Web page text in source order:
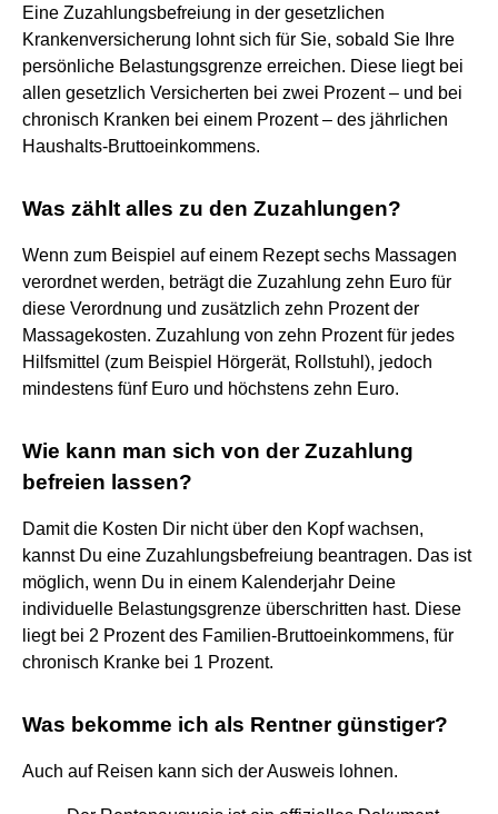
Eine Zuzahlungsbefreiung in der gesetzlichen
Krankenversicherung lohnt sich für Sie, sobald Sie Ihre
persönliche Belastungsgrenze erreichen. Diese liegt bei
allen gesetzlich Versicherten bei zwei Prozent – und bei
chronisch Kranken bei einem Prozent – des jährlichen
Haushalts-Bruttoeinkommens.
Was zählt alles zu den Zuzahlungen?
Wenn zum Beispiel auf einem Rezept sechs Massagen
verordnet werden, beträgt die Zuzahlung zehn Euro für
diese Verordnung und zusätzlich zehn Prozent der
Massagekosten. Zuzahlung von zehn Prozent für jedes
Hilfsmittel (zum Beispiel Hörgerät, Rollstuhl), jedoch
mindestens fünf Euro und höchstens zehn Euro.
Wie kann man sich von der Zuzahlung
befreien lassen?
Damit die Kosten Dir nicht über den Kopf wachsen,
kannst Du eine Zuzahlungsbefreiung beantragen. Das ist
möglich, wenn Du in einem Kalenderjahr Deine
individuelle Belastungsgrenze überschritten hast. Diese
liegt bei 2 Prozent des Familien-Bruttoeinkommens, für
chronisch Kranke bei 1 Prozent.
Was bekomme ich als Rentner günstiger?
Auch auf Reisen kann sich der Ausweis lohnen.